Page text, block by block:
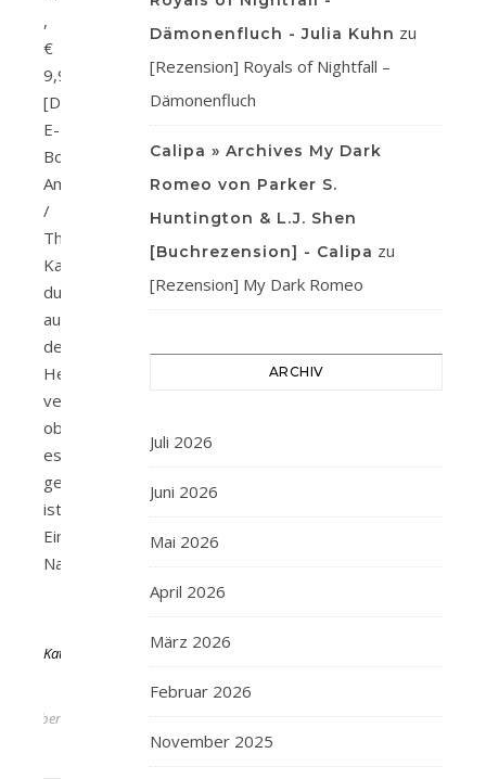
,
€
9,99
[D]
E-
Book
Amazon
/
Thalia
Kannst
du
auf
dein
Herz
vertrauen,
obwohl
es
gebrochen
ist?
Eine
Nacht…
KathaFlauschi
Dämonenfluch - Julia Kuhn zu
[Rezension] Royals of Nightfall –
Dämonenfluch
Calipa » Archives My Dark
Romeo von Parker S.
Huntington & L.J. Shen
[Buchrezension] - Calipa zu
[Rezension] My Dark Romeo
ARCHIV
Juli 2026
Juni 2026
Mai 2026
April 2026
März 2026
Februar 2026
November 2025